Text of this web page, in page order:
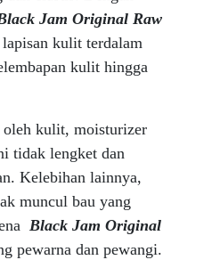
Jam Original Raw
lapisan kulit terdalam
kulit hingga
oleh kulit, moisturizer
tidak lengket dan
Kelebihan lainnya,
muncul bau yang
Black Jam Original
pewarna dan pewangi.